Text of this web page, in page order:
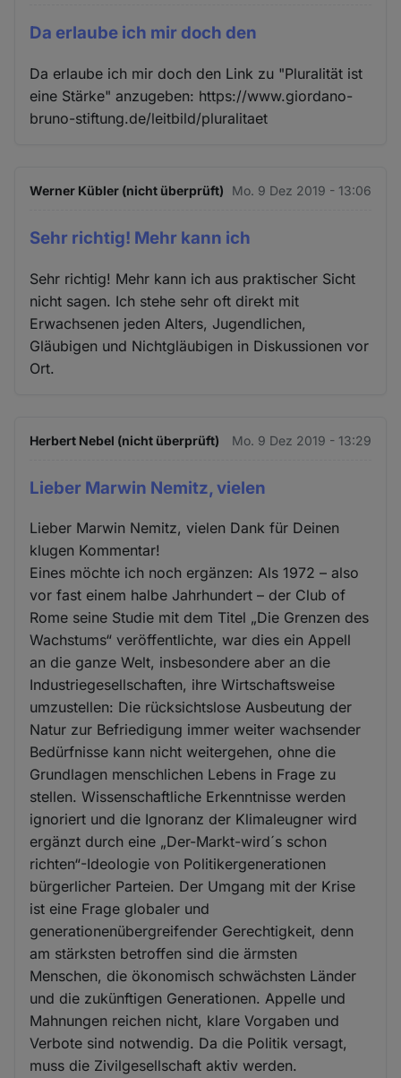
Da erlaube ich mir doch den
Da erlaube ich mir doch den Link zu "Pluralität ist
eine Stärke" anzugeben: https://www.giordano-
bruno-stiftung.de/leitbild/pluralitaet
Werner Kübler (nicht überprüft) Mo. 9 Dez 2019 - 13:06
Sehr richtig! Mehr kann ich
Sehr richtig! Mehr kann ich aus praktischer Sicht
nicht sagen. Ich stehe sehr oft direkt mit
Erwachsenen jeden Alters, Jugendlichen,
Gläubigen und Nichtgläubigen in Diskussionen vor
Ort.
Herbert Nebel (nicht überprüft) Mo. 9 Dez 2019 - 13:29
Lieber Marwin Nemitz, vielen
Lieber Marwin Nemitz, vielen Dank für Deinen
klugen Kommentar!
Eines möchte ich noch ergänzen: Als 1972 – also
vor fast einem halbe Jahrhundert – der Club of
Rome seine Studie mit dem Titel „Die Grenzen des
Wachstums“ veröffentlichte, war dies ein Appell
an die ganze Welt, insbesondere aber an die
Industriegesellschaften, ihre Wirtschaftsweise
umzustellen: Die rücksichtslose Ausbeutung der
Natur zur Befriedigung immer weiter wachsender
Bedürfnisse kann nicht weitergehen, ohne die
Grundlagen menschlichen Lebens in Frage zu
stellen. Wissenschaftliche Erkenntnisse werden
ignoriert und die Ignoranz der Klimaleugner wird
ergänzt durch eine „Der-Markt-wird´s schon
richten“-Ideologie von Politikergenerationen
bürgerlicher Parteien. Der Umgang mit der Krise
ist eine Frage globaler und
generationenübergreifender Gerechtigkeit, denn
am stärksten betroffen sind die ärmsten
Menschen, die ökonomisch schwächsten Länder
und die zukünftigen Generationen. Appelle und
Mahnungen reichen nicht, klare Vorgaben und
Verbote sind notwendig. Da die Politik versagt,
muss die Zivilgesellschaft aktiv werden.